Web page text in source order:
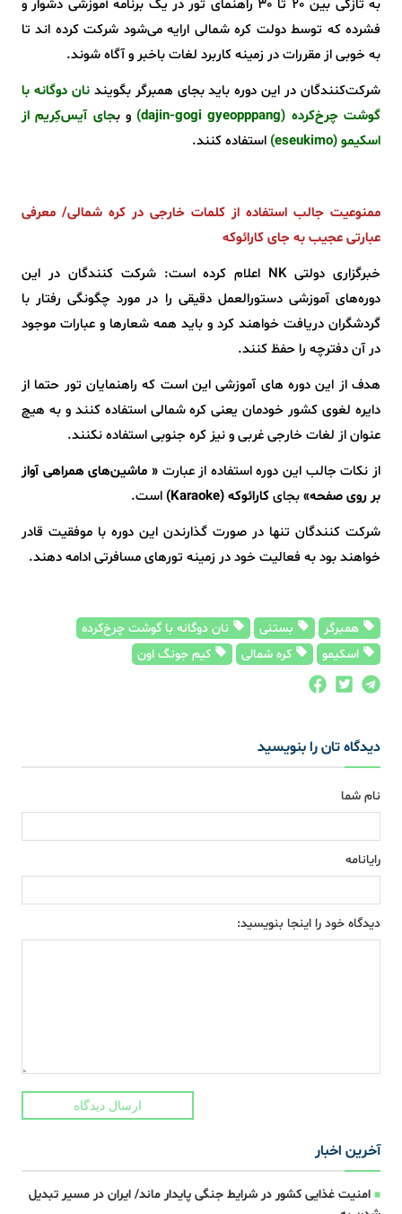
به تازگی بین 20 تا 30 راهنمای تور در یک برنامه آموزشی دشوار و
فشرده که توسط دولت کره شمالی ارایه می‌شود شرکت کرده اند تا
به خوبی از مقررات در زمینه کاربرد لغات باخبر و آگاه شوند.
شرکت‌کنندگان در این دوره باید بجای همبرگر بگویند نان دوگانه با
گوشت چرخ‌کرده (dajin-gogi gyeopppang) و بجای آیس‌کِریم از
اسکیمو (eseukimo)
استفاده کنند.
ممنوعیت جالب استفاده از کلمات خارجی در کره شمالی/ معرفی
عبارتی عجیب به جای کارائوکه
خبرگزاری دولتی NK‌ اعلام کرده است: شرکت کنندگان در این
دوره‌های آموزشی دستورالعمل دقیقی را در مورد چگونگی رفتار با
گردشگران دریافت خواهند کرد و باید همه شعارها و عبارات موجود
در آن دفترچه را حفظ کنند.
هدف از این دوره های آموزشی این است که راهنمایان تور حتما از
دایره لغوی کشور خودمان یعنی کره شمالی استفاده کنند و به هیچ
عنوان از لغات خارجی غربی و نیز کره جنوبی استفاده نکنند.
از نکات جالب این دوره استفاده از عبارت« ماشین‌های همراهی آواز
بر روی صفحه»بجایکارائوکه (Karaoke)
است.
شرکت کنندگان تنها در صورت گذارندن این دوره با موفقیت قادر
خواهند بود به فعالیت خود در زمینه تورهای مسافرتی ادامه دهند.
همبرگر بستنی
نان دوگانه با گوشت چرخ‌کرده
اسکیمو
کره شمالی کیم جونگ اون
دیدگاه تان را بنویسید
نام شما
رایانامه
دیدگاه خود را اینجا بنویسید:
ارسال دیدگاه
آخرین اخبار
امنیت غذایی کشور در شرایط جنگی پایدار ماند/ ایران در مسیر تبدیل